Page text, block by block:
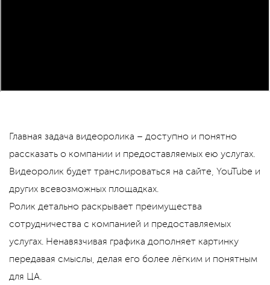
Главная задача видеоролика – доступно и понятно
рассказать о компании и предоставляемых ею услугах.
Видеоролик будет транслироваться на сайте, YouTube и
других всевозможных площадках.
Ролик детально раскрывает преимущества
сотрудничества с компанией и предоставляемых
услугах. Ненавязчивая графика дополняет картинку
передавая смыслы, делая его более лёгким и понятным
для ЦА.